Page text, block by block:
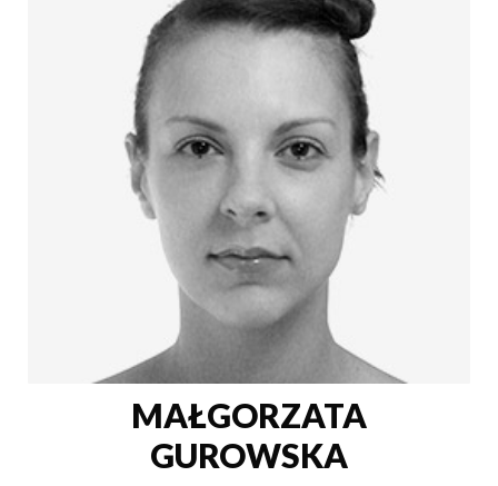
MAŁGORZATA
GUROWSKA